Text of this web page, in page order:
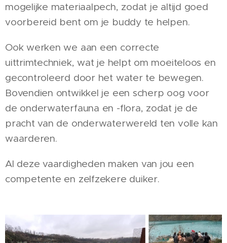
mogelijke materiaalpech, zodat je altijd goed
voorbereid bent om je buddy te helpen.
Ook werken we aan een correcte
uittrimtechniek, wat je helpt om moeiteloos en
gecontroleerd door het water te bewegen.
Bovendien ontwikkel je een scherp oog voor
de onderwaterfauna en -flora, zodat je de
pracht van de onderwaterwereld ten volle kan
waarderen.
Al deze vaardigheden maken van jou een
competente en zelfzekere duiker.